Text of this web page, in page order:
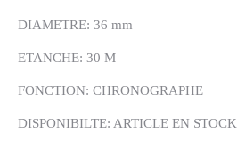
DIAMETRE: 36 mm
ETANCHE: 30 M
FONCTION: CHRONOGRAPHE
DISPONIBILTE: ARTICLE EN STOCK